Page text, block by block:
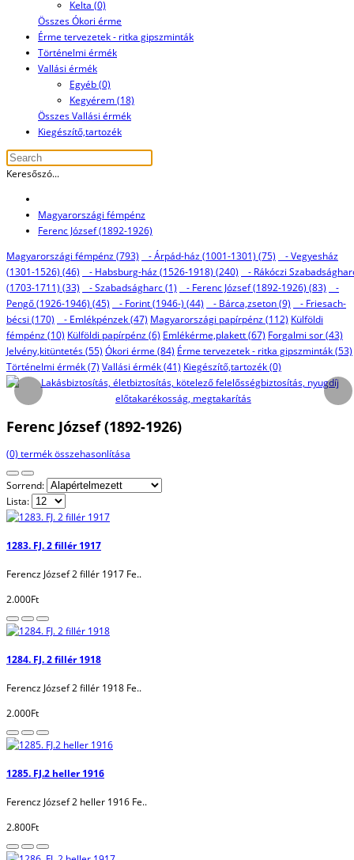
Kelta (0)
Összes Ókori érme
Érme tervezetek - ritka gipszminták
Történelmi érmék
Vallási érmék
Egyéb (0)
Kegyérem (18)
Összes Vallási érmék
Kiegészítő,tartozék
Keresőszó...
Magyarországi fémpénz
Ferenc József (1892-1926)
Magyarországi fémpénz (793)
- Árpád-ház (1001-1301) (75)
- Vegyesház
(1301-1526) (46)
- Habsburg-ház (1526-1918) (240)
- Rákóczi
(1703-1711) (33)
- Szabadságharc (1) - Ferenc József (1892-1926) (83)
-
Pengő (1926-1946) (45)
- Forint (1946-) (44) - Bárca,zseton (9)
- Friesach-
bécsi (170)
- Emlékpénzek (47) Magyarországi papírpénz (112) Külföldi
fémpénz (10) Külföldi papírpénz (6) Emlékérme,plakett (67) Forgalmi sor (43)
Jelvény,kitüntetés (55) Ókori érme (84) Érme tervezetek - ritka gipszminták (53)
Történelmi érmék (7) Vallási érmék (41) Kiegészítő,tartozék (0)
Ferenc József (1892-1926)
(0) termék összehasonlítása
Sorrend:
Lista:
1283. FJ. 2 fillér 1917
Ferencz József 2 fillér 1917 Fe..
2.000Ft
1284. FJ. 2 fillér 1918
Ferencz József 2 fillér 1918 Fe..
2.000Ft
1285. FJ.2 heller 1916
Ferencz József 2 heller 1916 Fe..
2.800Ft